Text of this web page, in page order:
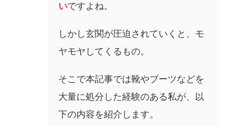
いですよね。
しかし玄関が圧迫されていくと、モ
ヤモヤしてくるもの。
そこで本記事では靴やブーツなどを
大量に処分した経験のある私が、以
下の内容を紹介します。